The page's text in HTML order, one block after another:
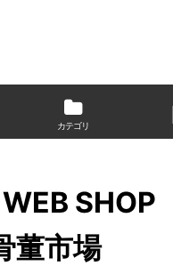
カテゴリ
SHOP
董市場